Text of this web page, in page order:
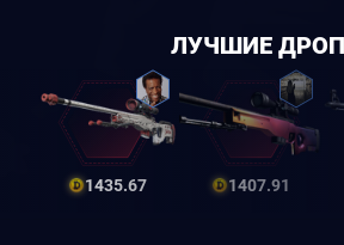
ЛУЧШИЕ
1435.67 1407.91